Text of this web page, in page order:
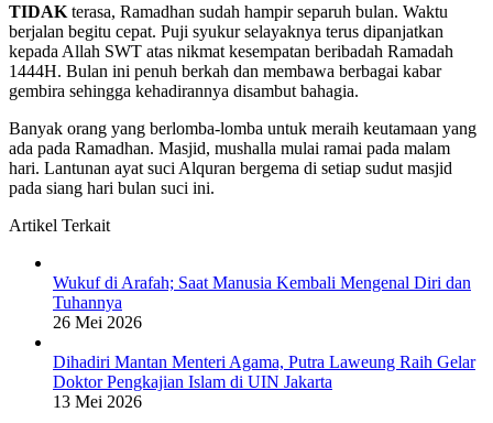
TIDAK terasa, Ramadhan sudah hampir separuh bulan. Waktu
berjalan begitu cepat. Puji syukur selayaknya terus dipanjatkan
kepada Allah SWT atas nikmat kesempatan beribadah Ramadah
1444H. Bulan ini penuh berkah dan membawa berbagai kabar
gembira sehingga kehadirannya disambut bahagia.
Banyak orang yang berlomba-lomba untuk meraih keutamaan yang
ada pada Ramadhan. Masjid, mushalla mulai ramai pada malam
hari. Lantunan ayat suci Alquran bergema di setiap sudut masjid
pada siang hari bulan suci ini.
Artikel Terkait
Wukuf di Arafah; Saat Manusia Kembali Mengenal Diri dan
Tuhannya
26 Mei 2026
Dihadiri Mantan Menteri Agama, Putra Laweung Raih Gelar
Doktor Pengkajian Islam di UIN Jakarta
13 Mei 2026